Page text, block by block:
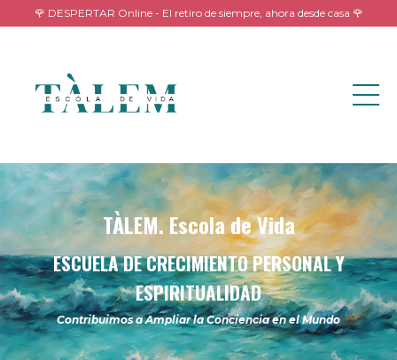
🌹 DESPERTAR Online - El retiro de siempre, ahora desde casa 🌹
TÀLEM. Escola de Vida
ESCUELA DE CRECIMIENTO PERSONAL Y
ESPIRITUALIDAD
Contribuimos a Ampliar la Conciencia en el Mundo